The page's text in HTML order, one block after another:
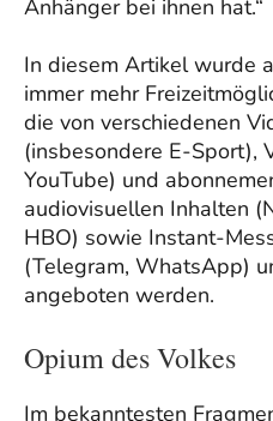
Anhänger bei ihnen hat.“
In diesem Artikel wurde
immer mehr
die von verschiedenen
(insbesondere E-Sport),
YouTube) und
audiovisuellen Inhalten
HBO) sowie Instant-
(Telegram, WhatsApp)
angeboten werden.
Opium des Volkes
Im bekanntesten